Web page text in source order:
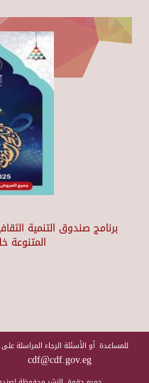
برنامج صندوق التنمية
المتنوعة
للمساعدة أو الأسئلة الرجاء المراسلة على
cdf@cdf.gov.eg